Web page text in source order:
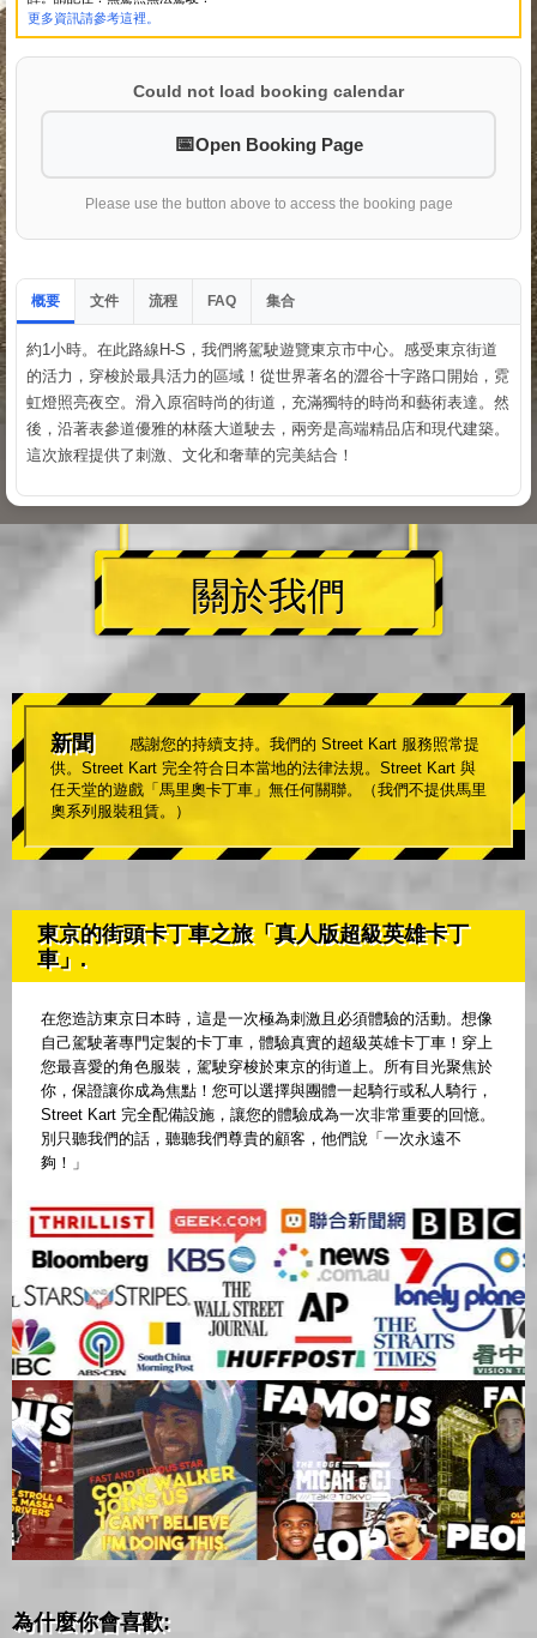
更多資訊請參考這裡。
Could not load booking calendar
Open Booking Page
Please use the button above to access the booking page
概要 文件 流程 FAQ 集合
約1小時。在此路線H-S，我們將駕駛遊覽東京市中心。感受東京街道
的活力，穿梭於最具活力的區域！從世界著名的澀谷十字路口開始，霓
虹燈照亮夜空。滑入原宿時尚的街道，充滿獨特的時尚和藝術表達。然
後，沿著表參道優雅的林蔭大道駛去，兩旁是高端精品店和現代建築。
這次旅程提供了刺激、文化和奢華的完美結合！
關於我們
新聞
感謝您的持續支持。我們的 Street Kart 服務照常提
供。Street Kart 完全符合日本當地的法律法規。Street Kart 與
任天堂的遊戲「馬里奧卡丁車」無任何關聯。（我們不提供馬里
奧系列服裝租賃。）
東京的街頭卡丁車之旅「真人版超級英雄卡丁
車」.
在您造訪東京日本時，這是一次極為刺激且必須體驗的活動。想像
自己駕駛著專門定製的卡丁車，體驗真實的超級英雄卡丁車！穿上
您最喜愛的角色服裝，駕駛穿梭於東京的街道上。所有目光聚焦於
你，保證讓你成為焦點！您可以選擇與團體一起騎行或私人騎行，
Street Kart 完全配備設施，讓您的體驗成為一次非常重要的回憶。
別只聽我們的話，聽聽我們尊貴的顧客，他們說「一次永遠不
夠！」
為什麼你會喜歡: